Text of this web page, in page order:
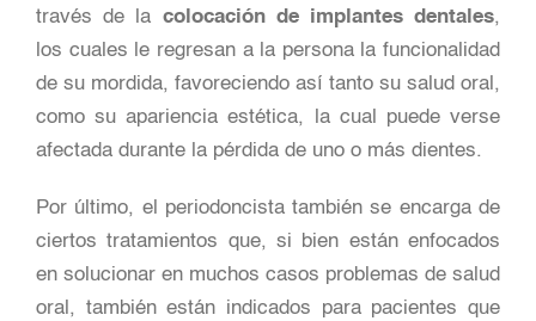
través de la colocación de implantes dentales,
los cuales le regresan a la persona la funcionalidad
de su mordida, favoreciendo así tanto su salud oral,
como su apariencia estética, la cual puede verse
afectada durante la pérdida de uno o más dientes.
Por último, el periodoncista también se encarga de
ciertos tratamientos que, si bien están enfocados
en solucionar en muchos casos problemas de salud
oral, también están indicados para pacientes que